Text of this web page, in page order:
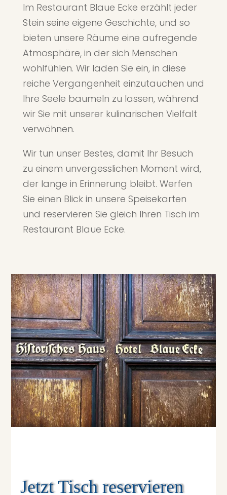
Im Restaurant Blaue Ecke erzählt jeder
Stein seine eigene Geschichte, und so
bieten unsere Räume eine aufregende
Atmosphäre, in der sich Menschen
wohlfühlen. Wir laden Sie ein, in diese
reiche Vergangenheit einzutauchen und
Ihre Seele baumeln zu lassen, während
wir Sie mit unserer kulinarischen Vielfalt
verwöhnen.
Wir tun unser Bestes, damit Ihr Besuch
zu einem unvergesslichen Moment wird,
der lange in Erinnerung bleibt. Werfen
Sie einen Blick in unsere Speisekarten
und reservieren Sie gleich Ihren Tisch im
Restaurant Blaue Ecke.
Jetzt Tisch reservieren